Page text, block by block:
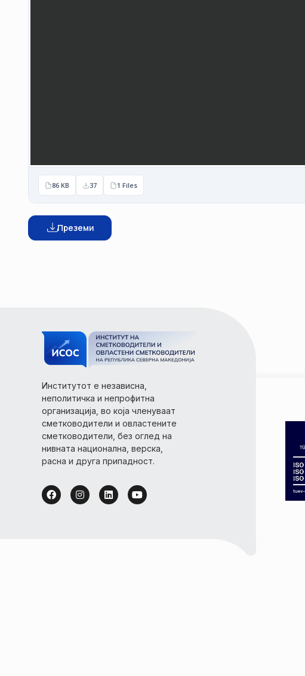
86 KB 37 1 Files
Преземи
Институтот е независна,
неполитичка и непрофитна
организација, во која членуваат
сметководители и овластените
сметководители, без оглед на
нивната национална, верска,
расна и друга припадност.